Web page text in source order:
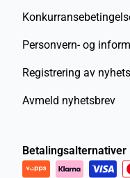
Personvern- og
Registrering av
Avmeld nyhetsbrev
Betalingsalternativer